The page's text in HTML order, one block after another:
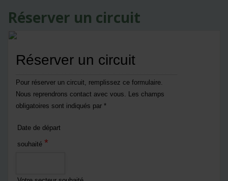
Réserver un circuit
Réserver un circuit
Pour réserver un circuit, remplissez ce formulaire.
Nous reprendrons contact avec vous. Les champs
obligatoires sont indiqués par *
Date de départ
souhaité *